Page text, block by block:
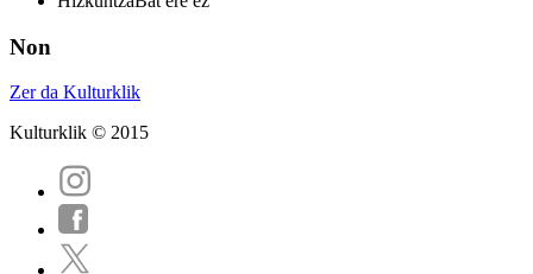
Non
Zer da Kulturklik
Kulturklik © 2015